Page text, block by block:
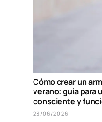
Cómo crear un
verano: guía para
consciente y
23/06/2026